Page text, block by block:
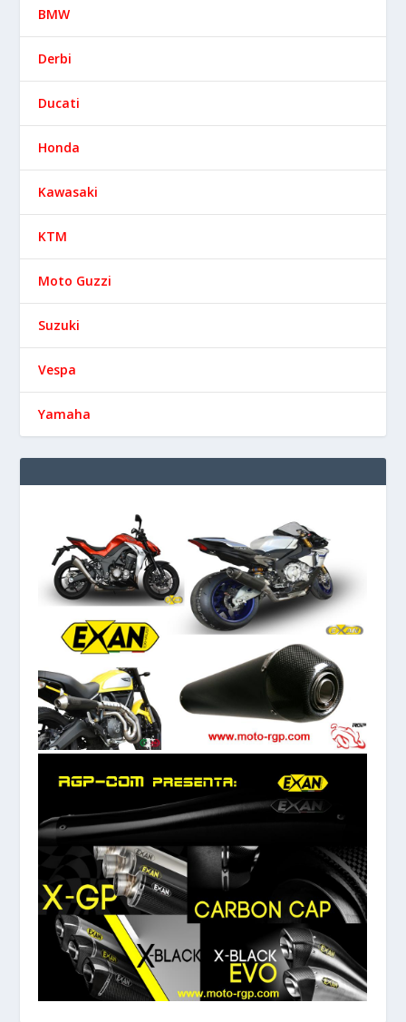
BMW
Derbi
Ducati
Honda
Kawasaki
KTM
Moto Guzzi
Suzuki
Vespa
Yamaha